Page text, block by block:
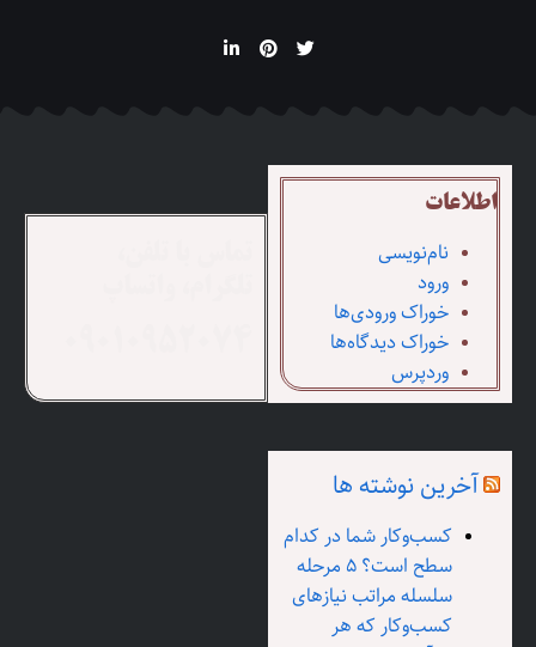
اطلاعات
نام‌نویسی
ورود
خوراک ورودی‌ها
خوراک دیدگاه‌ها
وردپرس
آخرین نوشته ها
کسب‌وکار شما در کدام
سطح است؟ ۵ مرحله
سلسله مراتب نیازهای
کسب‌وکار که هر